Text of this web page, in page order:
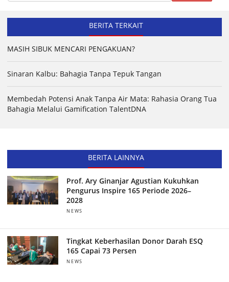
BERITA TERKAIT
MASIH SIBUK MENCARI PENGAKUAN?
Sinaran Kalbu: Bahagia Tanpa Tepuk Tangan
Membedah Potensi Anak Tanpa Air Mata: Rahasia Orang Tua
Bahagia Melalui Gamification TalentDNA
BERITA LAINNYA
Prof. Ary Ginanjar Agustian Kukuhkan
Pengurus Inspire 165 Periode 2026–
2028
NEWS
Tingkat Keberhasilan Donor Darah ESQ
165 Capai 73 Persen
NEWS